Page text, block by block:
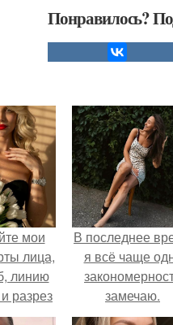
Понравилось?
мои
лица,
линию
разрез
В последнее
я всё чаще
замечаю.